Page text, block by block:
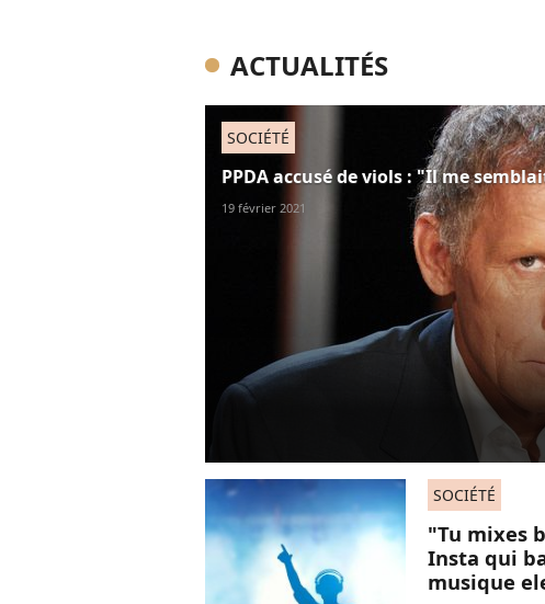
ACTUALITÉS
SOCIÉTÉ
PPDA accusé de viols : "Il me
19 février 2021
SOCIÉTÉ
"Tu mixes
Insta qui
musique